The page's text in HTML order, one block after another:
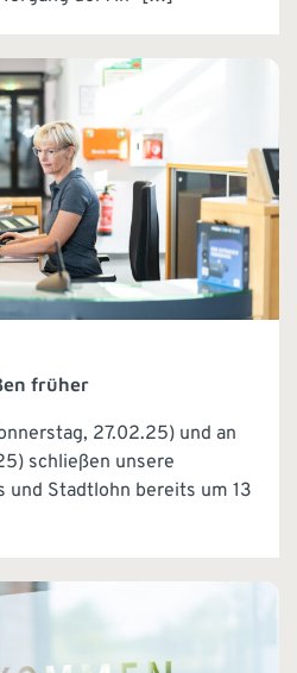
früher
27.02.25) und an
schließen unsere
und Stadtlohn bereits um 13